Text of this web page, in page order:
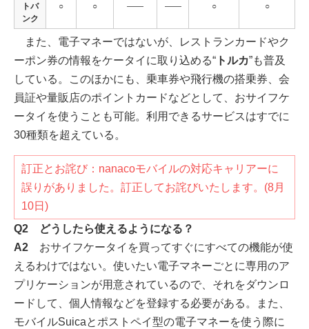
トバ
ンク
○ ○ ―― ―― ○ ○
また、電子マネーではないが、レストランカードやク
ーポン券の情報をケータイに取り込める“ トルカ”も普及
している。このほかにも、乗車券や飛行機の搭乗券、会
員証や量販店のポイントカードなどとして、おサイフケ
ータイを使うことも可能。利用できるサービスはすでに
30種類を超えている。
訂正とお詫び：nanacoモバイルの対応キャリアーに
誤りがありました。訂正してお詫びいたします。(8月
10日)
Q2 どうしたら使えるようになる？
A2 おサイフケータイを買ってすぐにすべての機能が使
えるわけではない。使いたい電子マネーごとに専用のア
プリケーションが用意されているので、それをダウンロ
ードして、個人情報などを登録する必要がある。また、
モバイルSuicaとポストペイ型の電子マネーを使う際に